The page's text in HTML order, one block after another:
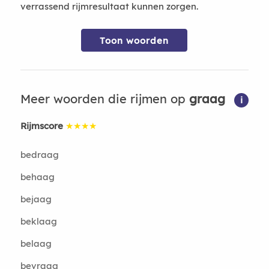
verrassend rijmresultaat kunnen zorgen.
Toon woorden
Meer woorden die rijmen op graag i
Rijmscore ★★★★
bedraag
behaag
bejaag
beklaag
belaag
bevraag